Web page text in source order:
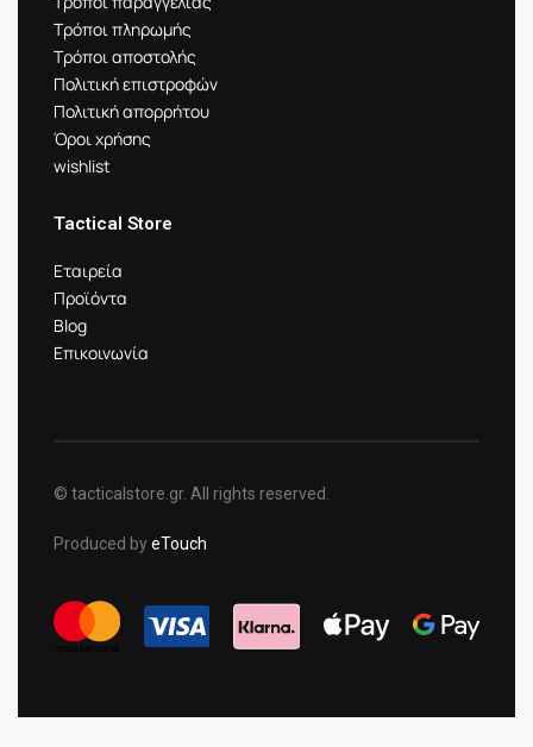
Τρόποι πληρωμής
Τρόποι αποστολής
Πολιτική επιστροφών
Πολιτική απορρήτου
Όροι χρήσης
wishlist
Tactical Store
Εταιρεία
Προϊόντα
Blog
Επικοινωνία
© tacticalstore.gr. All rights reserved.
Produced byeTouch